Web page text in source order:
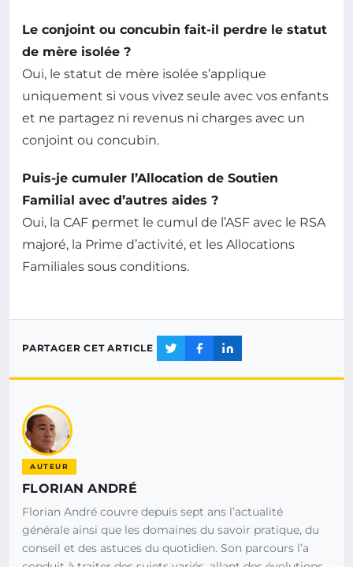
Le conjoint ou concubin fait-il perdre le statut
de mère isolée ?
Oui, le statut de mère isolée s’applique
uniquement si vous vivez seule avec vos enfants
et ne partagez ni revenus ni charges avec un
conjoint ou concubin.
Puis-je cumuler l’Allocation de Soutien
Familial avec d’autres aides ?
Oui, la CAF permet le cumul de l’ASF avec le RSA
majoré, la Prime d’activité, et les Allocations
Familiales sous conditions.
PARTAGER CET ARTICLE
AUTEUR
FLORIAN ANDRÉ
Florian André couvre depuis sept ans l’actualité
générale ainsi que les domaines du savoir pratique, du
conseil et des astuces du quotidien. Son parcours l’a